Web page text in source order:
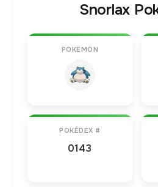
Snorlax
POKEMON
POKÉDEX #
0143